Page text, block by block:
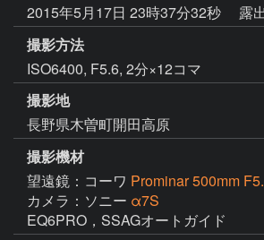
2015年5月17日 23時37分32秒
露
撮影方法
ISO6400, F5.6, 2分×12コマ
撮影地
長野県木曽町開田高原
撮影機材
望遠鏡：コーワ Prominar 500mm
カメラ：ソニー α7S
EQ6PRO，SSAGオートガイド